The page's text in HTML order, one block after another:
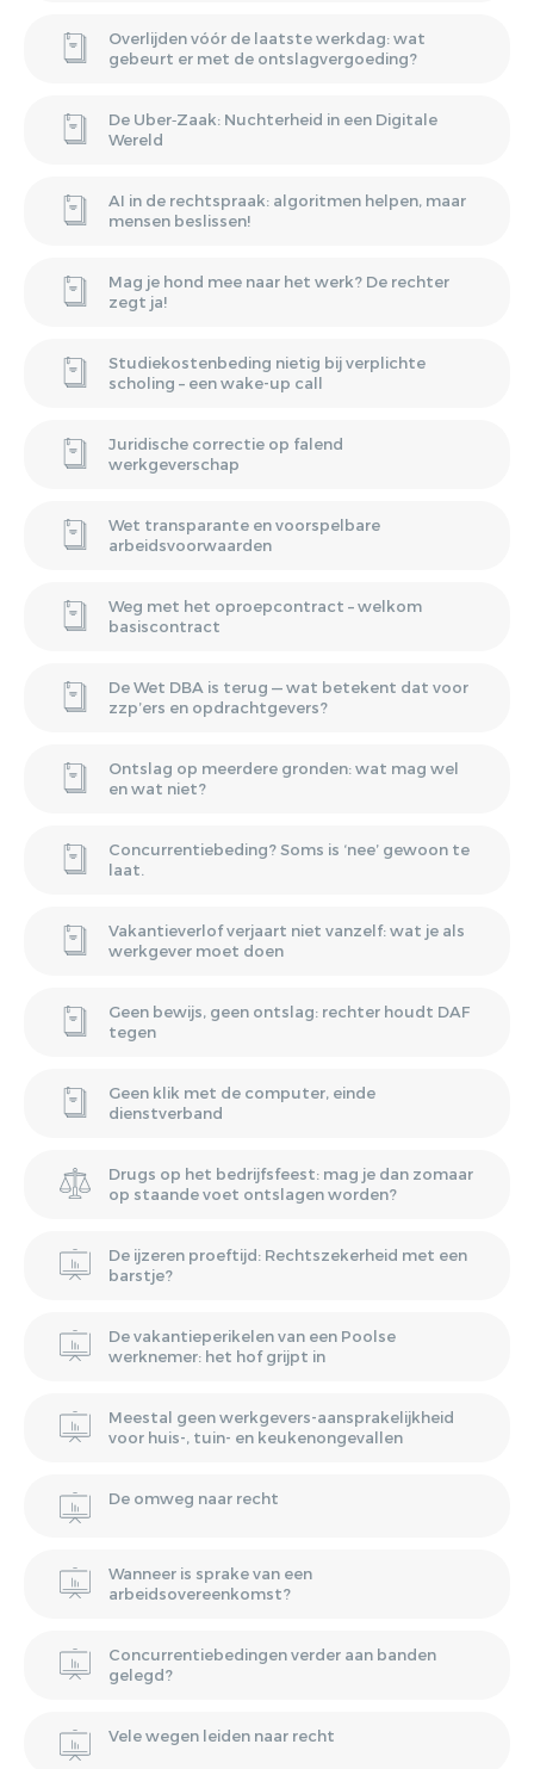
Overlijden vóór de laatste werkdag: wat
gebeurt er met de ontslagvergoeding?
De Uber‑Zaak: Nuchterheid in een Digitale
Wereld
AI in de rechtspraak: algoritmen helpen, maar
mensen beslissen!
Mag je hond mee naar het werk? De rechter
zegt ja!
Studiekostenbeding nietig bij verplichte
scholing – een wake-up call
Juridische correctie op falend
werkgeverschap
Wet transparante en voorspelbare
arbeidsvoorwaarden
Weg met het oproepcontract – welkom
basiscontract
De Wet DBA is terug — wat betekent dat voor
zzp’ers en opdrachtgevers?
Ontslag op meerdere gronden: wat mag wel
en wat niet?
Concurrentiebeding? Soms is ‘nee’ gewoon te
laat.
Vakantieverlof verjaart niet vanzelf: wat je als
werkgever moet doen
Geen bewijs, geen ontslag: rechter houdt DAF
tegen
Geen klik met de computer, einde
dienstverband
Drugs op het bedrijfsfeest: mag je dan zomaar
op staande voet ontslagen worden?
De ijzeren proeftijd: Rechtszekerheid met een
barstje?
De vakantieperikelen van een Poolse
werknemer: het hof grijpt in
Meestal geen werkgevers-aansprakelijkheid
voor huis-, tuin- en keukenongevallen
De omweg naar recht
Wanneer is sprake van een
arbeidsovereenkomst?
Concurrentiebedingen verder aan banden
gelegd?
Vele wegen leiden naar recht